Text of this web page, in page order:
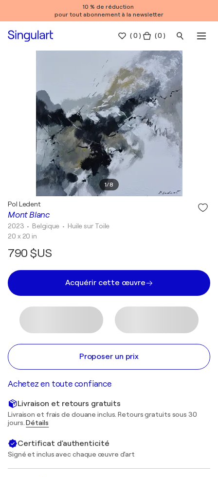
10 % de réduction
pour tout abonnement à la newsletter
(0 ) ( 0 )
1/8
Mont Blanc
Pol Ledent
2023 • Belgique • Huile sur Toile
20 x 20 in
790 $US
Acquérir cette œuvre
Proposer un prix
Achetez en toute confiance
Livraison et retours gratuits
Livraison et frais de douane inclus. Retours gratuits sous 30
jours.Détails
Certificat d'authenticité
Signé et inclus avec chaque œuvre d'art